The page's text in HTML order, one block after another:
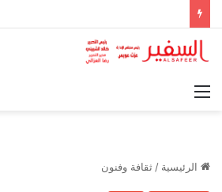
الرئيسية / ثقافة وفنون